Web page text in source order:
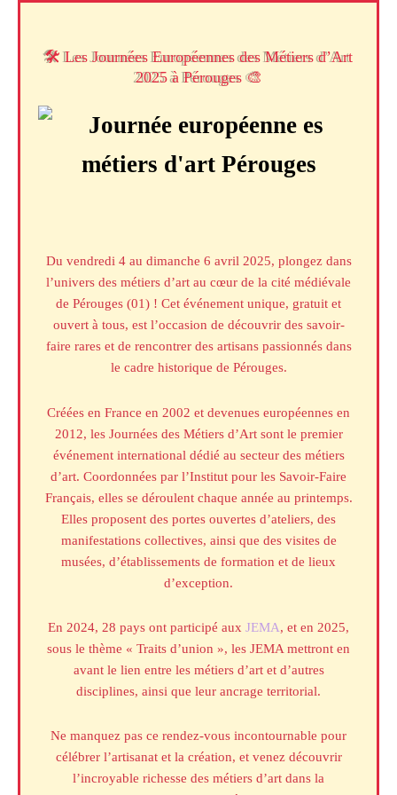
contenu🛠️ Les Journées Européennes des Métiers d’Art
2025 à Pérouges 🎨
Du vendredi 4 au dimanche 6 avril 2025, plongez dans
l’univers des métiers d’art au cœur de la cité médiévale
de Pérouges (01) ! Cet événement unique, gratuit et
ouvert à tous, est l’occasion de découvrir des savoir-
faire rares et de rencontrer des artisans passionnés dans
le cadre historique de Pérouges.
Créées en France en 2002 et devenues européennes en
2012, les Journées des Métiers d’Art sont le premier
événement international dédié au secteur des métiers
d’art. Coordonnées par l’Institut pour les Savoir-Faire
Français, elles se déroulent chaque année au printemps.
Elles proposent des portes ouvertes d’ateliers, des
manifestations collectives, ainsi que des visites de
musées, d’établissements de formation et de lieux
d’exception.
En 2024, 28 pays ont participé aux JEMA, et en 2025,
sous le thème « Traits d’union », les JEMA mettront en
avant le lien entre les métiers d’art et d’autres
disciplines, ainsi que leur ancrage territorial.
Ne manquez pas ce rendez-vous incontournable pour
célébrer l’artisanat et la création, et venez découvrir
l’incroyable richesse des métiers d’art dans la